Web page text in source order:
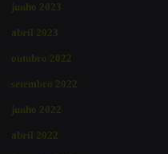
junho 2023
abril 2023
outubro 2022
setembro 2022
junho 2022
abril 2022